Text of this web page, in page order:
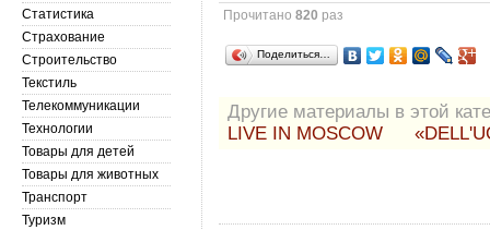
Прочитано820 раз
Поделиться…
Другие материалы в этой
LIVE IN MOSCOW
Статистика
Страхование
Строительство
Текстиль
Телекоммуникации
Технологии
Товары для детей
Товары для животных
Транспорт
Туризм